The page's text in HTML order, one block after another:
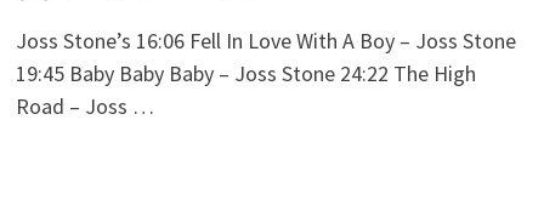
Joss Stone’s 16:06 Fell In Love With A Boy – Joss Stone
19:45 Baby Baby Baby – Joss Stone 24:22 The High
Road – Joss …